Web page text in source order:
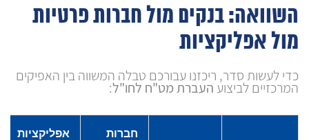
השוואה: בנקים מול חברות פרטיות
מול אפליקציות
כדי לעשות סדר, ריכזנו עבורכם טבלה המשווה בין האפיקים
המרכזיים לביצוע העברת מט"ח לחו"ל:
חברות
אפליקציות